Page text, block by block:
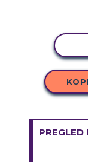
PREGLED